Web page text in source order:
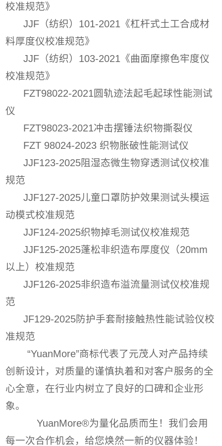
校准规范》
JJF（纺织）101-2021《杠杆式土工合成材
料厚度仪校准规范》
JJF（纺织）103-2021《曲面摩擦色牢度仪
校准规范》
FZT98022-2021圆轨迹法起毛起球性能测试
仪
FZT98023-2021冲击摆锤法织物撕裂仪
FZT 98024-2023 织物胀破性能测试仪
JJF123-2025阻湿态微生物穿透测试仪校准
规范
JJF127-2025儿童口罩防护效果测试头模运
动模式校准规范
JJF124-2025织物掉毛测试仪校准规范
JJF125-2025蓬松非织造布厚度仪（20mm
以上）校准规范
JJF126-2025非织造布溢流量测试仪校准规
范
JF129-2025防护手套耐接触热性能试验仪校
准规范
“YuanMore”商标代表了元茂人对产品持续
创新设计，对质量的谨慎执着和对客户服务的全
心全意，在行业内树立了良好的口碑和企业形
象。
YuanMore®为量化品质而生！我们会用
每一次合作机会，给您焕然一新的仪器体验！